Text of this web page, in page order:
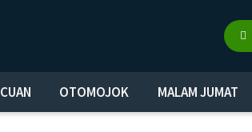
CUAN OTOMOJOK MALAM JUMAT